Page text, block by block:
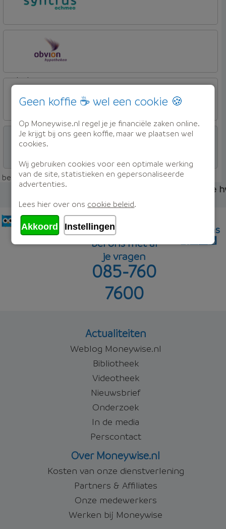
Syntrus
Basis
beleggen
4,94%
Offerte aanvragen
OBVION Hypotheken
Woon Hypotheek
beleggen
5,21%
Offerte aanvragen
OBVION Hypotheken
Woon Hypotheek
beleggen
5,68%
Offerte aanvragen
Hulp nodig?
Maak een vrijblijvend afspraak met één van onze
Adviesgesprek
beleggen - 20 jaar rentevast - 100% woningwaarde
bel ons met al
je vragen
085-760
7600
volg ons
Actualiteiten
Weblog Moneywise.nl
Bibliotheek
Videotheek
Nieuwsbrief
Onderzoek
In de media
Perscontact
Over Moneywise.nl
Kosten van onze dienstverlening
Partners & Affiliates
Onze medewerkers
Werken bij Moneywise
Geen koffie ☕ wel een cookie 🍪
Op Moneywise.nl regel je je financiële zaken online.
Je krijgt bij ons geen koffie, maar we plaatsen wel
cookies.
Wij gebruiken cookies voor een optimale werking
van de site, statistieken en gepersonaliseerde
advertenties.
Lees hier over ons cookie beleid.
Akkoord Instellingen